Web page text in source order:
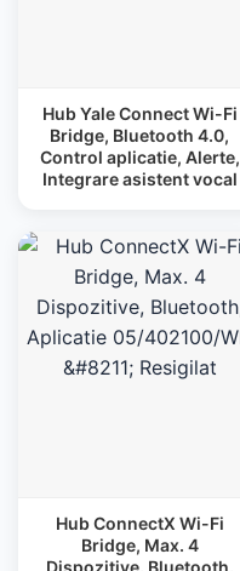
Hub Yale Connect Wi-Fi
Bridge, Bluetooth 4.0,
Control aplicatie, Alerte,
Integrare asistent vocal
Hub ConnectX Wi-Fi
Bridge, Max. 4
Dispozitive, Bluetooth,